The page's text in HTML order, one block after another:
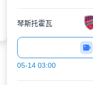
琴斯托霍瓦
05-14 03:00